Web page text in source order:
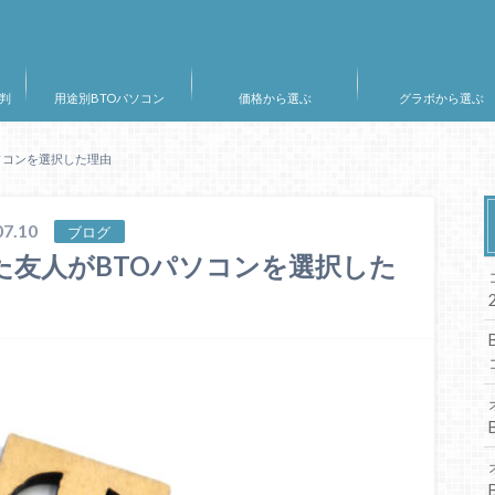
用途別BTOパソコン 価格から選ぶ グラボから選ぶ
ンを選択した理由
ブログ
友人がBTOパソコンを選択した